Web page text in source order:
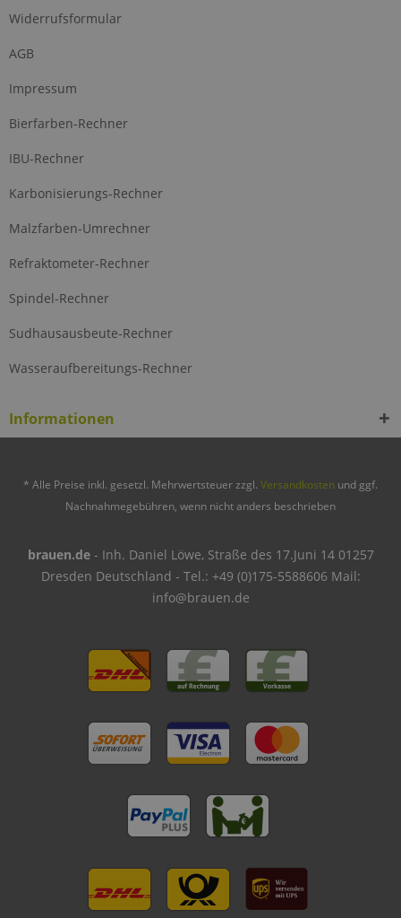
Widerrufsformular
AGB
Impressum
Bierfarben-Rechner
IBU-Rechner
Karbonisierungs-Rechner
Malzfarben-Umrechner
Refraktometer-Rechner
Spindel-Rechner
Sudhausausbeute-Rechner
Wasseraufbereitungs-Rechner
Informationen
* Alle Preise inkl. gesetzl. Mehrwertsteuer zzgl. Versandkosten und ggf.
Nachnahmegebühren, wenn nicht anders beschrieben
brauen.de- Inh. Daniel Löwe, Straße des 17.Juni 14 01257
Dresden Deutschland - Tel.: +49 (0)175-5588606 Mail:
info@brauen.de